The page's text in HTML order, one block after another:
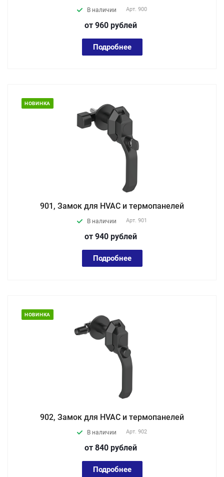
В наличии Арт. 900
от 960 рублей
Подробнее
НОВИНКА
901, Замок для HVAC и термопанелей
В наличии Арт. 901
от 940 рублей
Подробнее
НОВИНКА
902, Замок для HVAC и термопанелей
В наличии Арт. 902
от 840 рублей
Подробнее